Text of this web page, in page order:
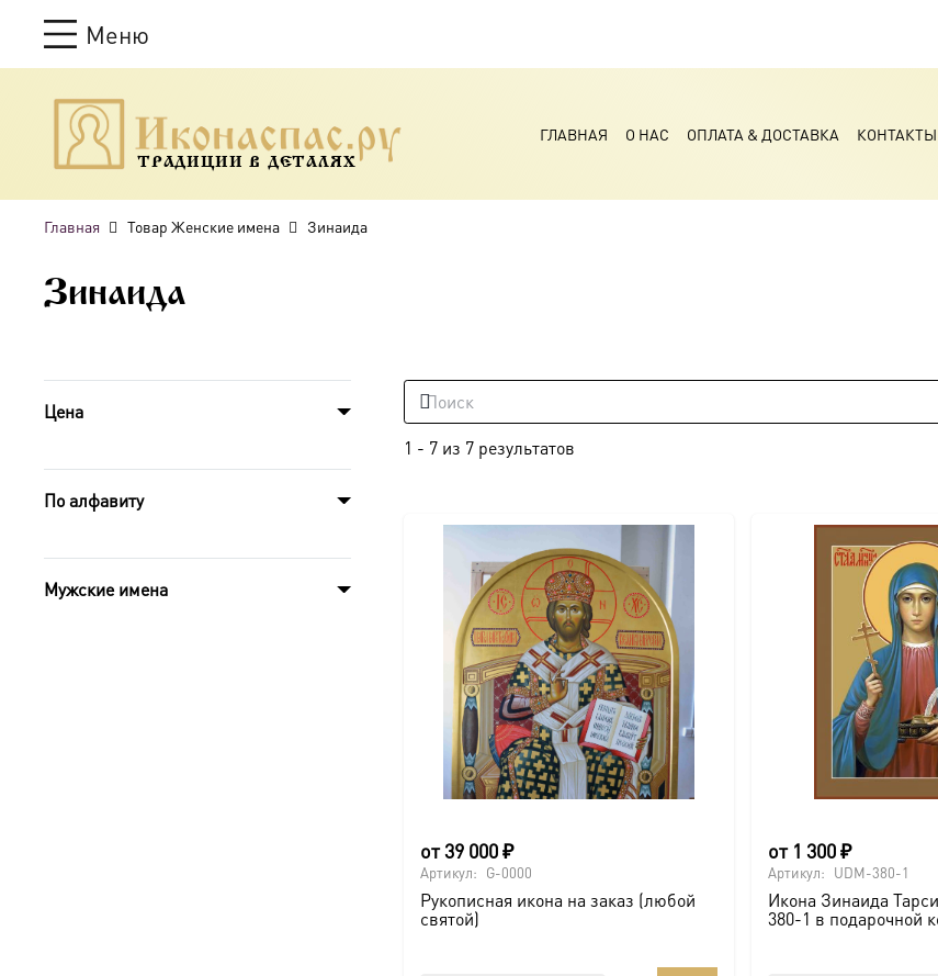
Меню
ТРАДИЦИИ В ДЕТАЛЯХ
ГЛАВНАЯ О НАС ОПЛАТА & ДОСТАВКА КОНТАКТЫ
Главная Товар Женские имена Зинаида
Зинаида
Цена
По алфавиту
Мужские имена
1 - 7 из 7 результатов
от39 000₽
Артикул: G-0000
Рукописная икона на заказ (любой
святой)
от 1 300₽
Артикул: UDM-380-1
Икона Зинаида
380-1 в подарочной